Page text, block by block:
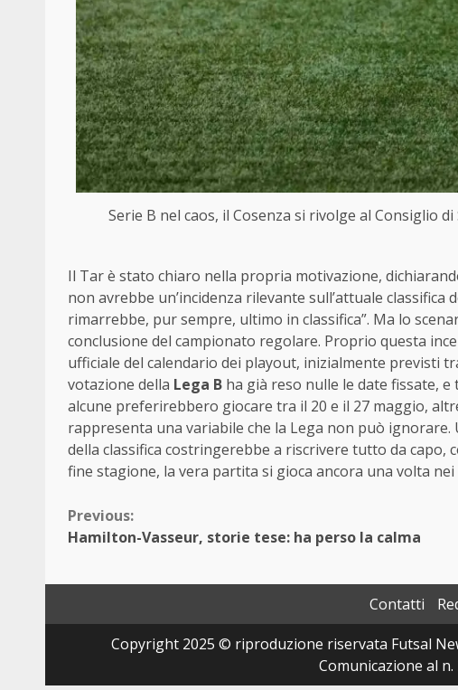
Serie B nel caos, il Cosenza si rivolge al Consiglio
Il Tar è stato chiaro nella propria motivazione,
non avrebbe un’incidenza rilevante sull’attuale classifica
rimarrebbe, pur sempre, ultimo in classifica”. Ma lo
conclusione del campionato regolare. Proprio questa
ufficiale del calendario dei playout, inizialmente previsti
votazione della Lega B ha già reso nulle le date fissate, e
alcune preferirebbero giocare tra il 20 e il 27 maggio,
rappresenta una variabile che la Lega non può
della classifica costringerebbe a riscrivere tutto da capo,
fine stagione, la vera partita si gioca ancora una volta
Continue
Previous:
Hamilton-Vasseur, storie tese: ha perso la calma
Contatti
Copyright 2025 © riproduzione riservata Futsal
Comunicazione al